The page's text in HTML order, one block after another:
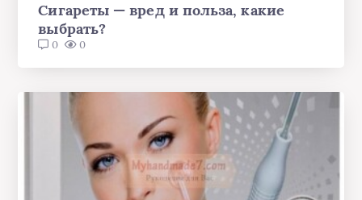
Сигареты — вред и польза, какие
выбрать?
0 0